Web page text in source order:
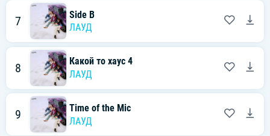
7
Side B
ЛАУД
8
Какой то хаус 4
ЛАУД
9
Time of the Mic
ЛАУД